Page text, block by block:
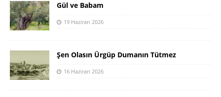
Gül ve Babam
19 Haziran 2026
Şen Olasın Ürgüp Dumanın Tütmez
16 Haziran 2026